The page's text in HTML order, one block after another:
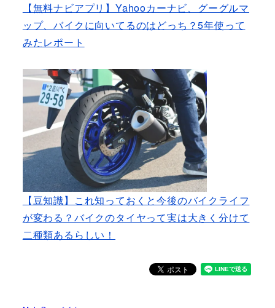
【無料ナビアプリ】Yahooカーナビ、グーグルマ
ップ、バイクに向いてるのはどっち？5年使って
みたレポート
【豆知識】これ知っておくと今後のバイクライフ
が変わる？バイクのタイヤって実は大きく分けて
二種類あるらしい！